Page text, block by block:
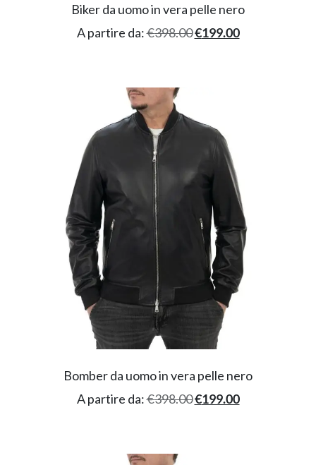
Biker da uomo in vera pelle nero
A partire da:€398.00€199.00
Bomber da uomo in vera pelle nero
A partire da:€398.00€199.00